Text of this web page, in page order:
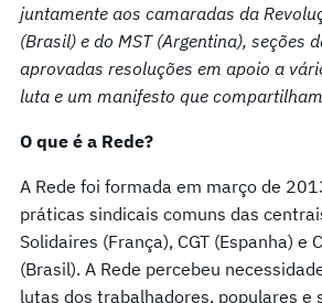
juntamente aos camaradas da
(Brasil) e do MST (Argentina), seções
aprovadas resoluções em apoio a
luta e um manifesto que
O que é a Rede?
A Rede foi formada em março de
práticas sindicais comuns das
Solidaires (França), CGT (Espanha) e
(Brasil). A Rede percebeu
lutas dos trabalhadores, populares e